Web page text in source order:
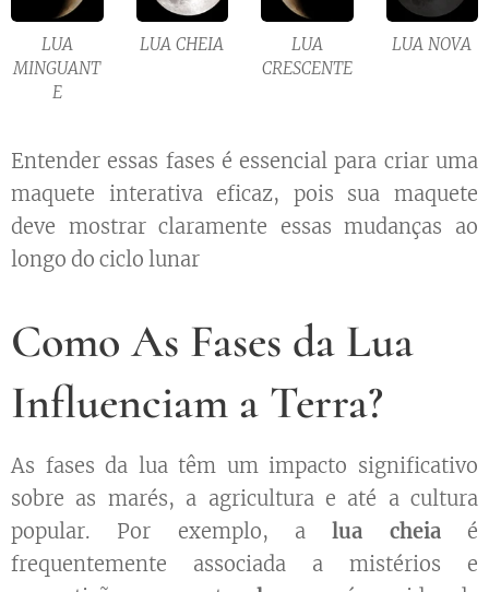
LUA
MINGUANT
E
LUA CHEIA
LUA
CRESCENTE
LUA NOVA
Entender essas fases é essencial para criar uma
maquete interativa eficaz, pois sua maquete
deve mostrar claramente essas mudanças ao
longo do ciclo lunar
Como As Fases da Lua
Influenciam a Terra?
As fases da lua têm um impacto significativo
sobre as marés, a agricultura e até a cultura
popular. Por exemplo, alua cheiaé
frequentemente associada a mistérios e